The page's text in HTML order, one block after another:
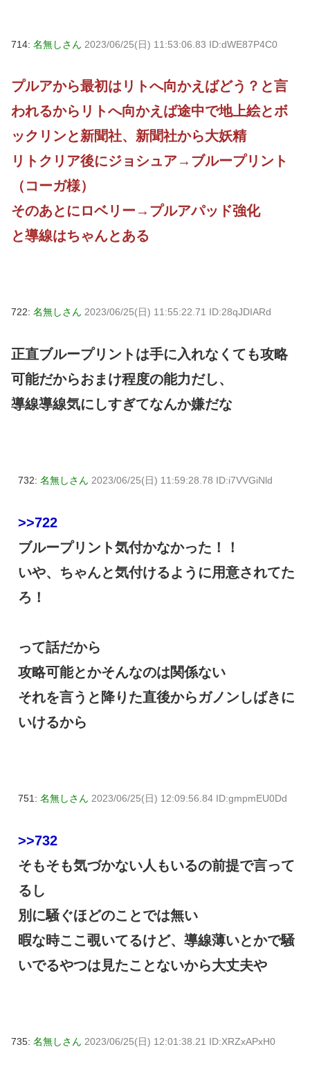
714: 名無しさん 2023/06/25(日) 11:53:06.83 ID:dWE87P4C0
プルアから最初はリトへ向かえばどう？と言
われるからリトへ向かえば途中で地上絵とボ
ックリンと新聞社、新聞社から大妖精
リトクリア後にジョシュア→ブループリント
（コーガ様）
そのあとにロベリー→プルアパッド強化
と導線はちゃんとある
722: 名無しさん 2023/06/25(日) 11:55:22.71 ID:28qJDIARd
正直ブループリントは手に入れなくても攻略
可能だからおまけ程度の能力だし、
導線導線気にしすぎてなんか嫌だな
732: 名無しさん 2023/06/25(日) 11:59:28.78 ID:i7VVGiNld
>>722
ブループリント気付かなかった！！
いや、ちゃんと気付けるように用意されてた
ろ！
って話だから
攻略可能とかそんなのは関係ない
それを言うと降りた直後からガノンしばきに
いけるから
751: 名無しさん 2023/06/25(日) 12:09:56.84 ID:gmpmEU0Dd
>>732
そもそも気づかない人もいるの前提で言って
るし
別に騒ぐほどのことでは無い
暇な時ここ覗いてるけど、導線薄いとかで騒
いでるやつは見たことないから大丈夫や
735: 名無しさん 2023/06/25(日) 12:01:38.21 ID:XRZxAPxH0